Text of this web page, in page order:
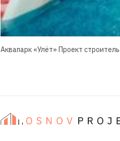
Аквапарк «Улёт» Проект